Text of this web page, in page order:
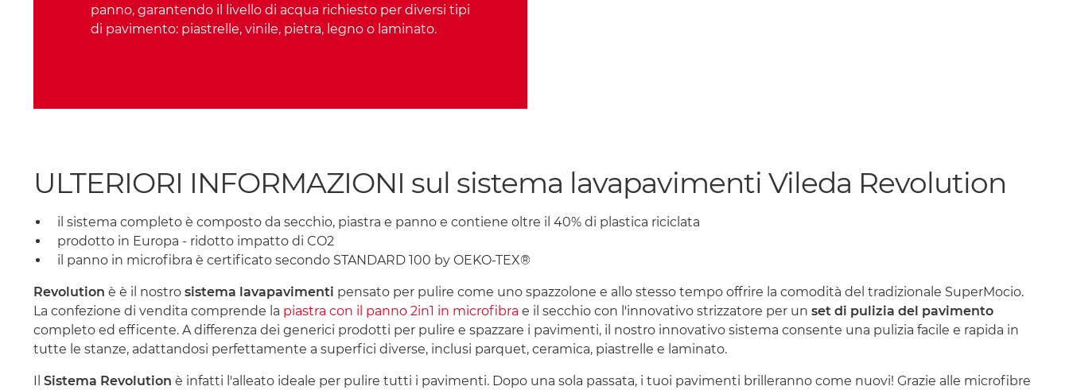
panno, garantendo il livello di acqua richiesto per diversi tipi
di pavimento: piastrelle, vinile, pietra, legno o laminato.
ULTERIORI INFORMAZIONI sul sistema lavapavimenti Vileda Revolution
il sistema completo è composto da secchio, piastra e panno e contiene oltre il 40% di plastica riciclata
prodotto in Europa - ridotto impatto di CO2
il panno in microfibra è certificato secondo STANDARD 100 by OEKO-TEX®
Revolution è è il nostro sistema lavapavimenti pensato per pulire come uno spazzolone e allo stesso tempo offrire la comodità del tradizionale SuperMocio.
La confezione di vendita comprende la piastra con il panno 2in1 in microfibra e il secchio con l'innovativo strizzatore per un set di pulizia del pavimento
completo ed efficente. A differenza dei generici prodotti per pulire e spazzare i pavimenti, il nostro innovativo sistema consente una pulizia facile e rapida in
tutte le stanze, adattandosi perfettamente a superfici diverse, inclusi parquet, ceramica, piastrelle e laminato.
Sistema Revolution è infatti l'alleato ideale per pulire tutti i pavimenti. Dopo una sola passata, i tuoi pavimenti brilleranno come nuovi! Grazie alle microfibre